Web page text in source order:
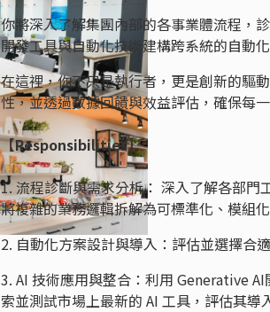
你將深入了解集團內部的各事業體流程，
開發工具與自動化技術建構跨系統的自動
在這裡，你不只是執行者，更是創新的驅
性，並透過數據回饋與效益評估，確保每
【Responsibilities】
1. 流程診斷與需求分析： 深入了解各部門
將複雜的業務邏輯拆解為可標準化、模組
2. 自動化方案設計與導入：評估並選擇合
3. AI 技術應用與整合：利用 Generative
索並測試市場上最新的 AI 工具，評估其導